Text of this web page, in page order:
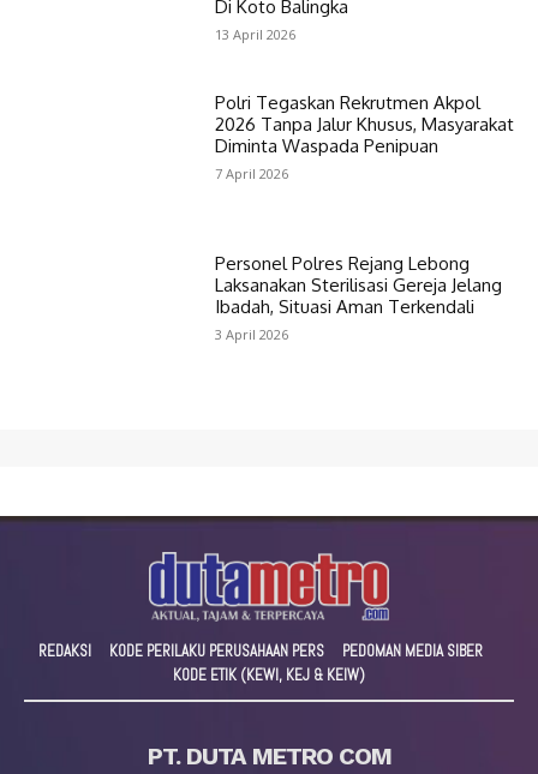
Di Koto Balingka
13 April 2026
Polri Tegaskan Rekrutmen Akpol
2026 Tanpa Jalur Khusus, Masyarakat
Diminta Waspada Penipuan
7 April 2026
Personel Polres Rejang Lebong
Laksanakan Sterilisasi Gereja Jelang
Ibadah, Situasi Aman Terkendali
3 April 2026
REDAKSI KODE PERILAKU PERUSAHAAN PERS
PEDOMAN MEDIA SIBER
KODE ETIK (KEWI, KEJ & KEIW)
PT. DUTA METRO COM